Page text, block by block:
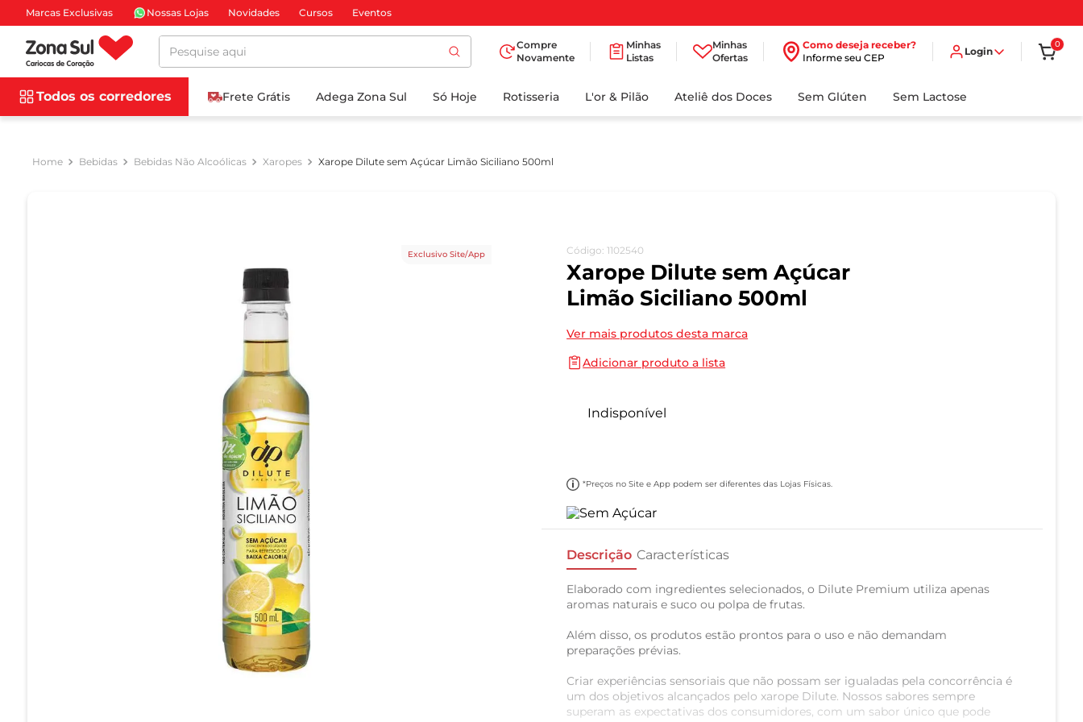
Marcas Exclusivas Nossas Lojas Novidades Cursos Eventos
Pesquise aqui
Compre
Novamente
Minhas
Listas
Minhas
Ofertas
Como deseja receber?
Informe seu CEP
Login
0
Todos os corredores Frete Grátis Adega Zona Sul Só Hoje Rotisseria L'or & Pilão Ateliê dos Doces Sem Glúten Sem Lactose
Bebidas Bebidas Não Alcoólicas Xaropes Xarope Dilute sem Açúcar Limão Siciliano 500ml
Exclusivo Site/App Código: 1102540
Xarope Dilute sem Açúcar
Limão Siciliano 500ml
Ver mais produtos desta marca
Adicionar produto a lista
Indisponível
*Preços no Site e App podem ser diferentes das Lojas Físicas.
Descrição Características
Elaborado com ingredientes selecionados, o Dilute Premium utiliza apenas
aromas naturais e suco ou polpa de frutas.
Além disso, os produtos estão prontos para o uso e não demandam
preparações prévias.
Criar experiências sensoriais que não possam ser igualadas pela concorrência é
um dos objetivos alcançados pelo xarope Dilute. Nossos sabores sempre
superam as expectativas dos consumidores, com um sabor único que pode
BUSCADOS